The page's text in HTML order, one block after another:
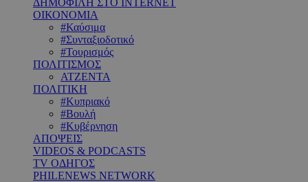
ΔΗΜΟΦΙΛΗ ΣΤΟ INTERNET
ΟΙΚΟΝΟΜΙΑ
#Καύσιμα
#Συνταξιοδοτικό
#Τουρισμός
ΠΟΛΙΤΙΣΜΟΣ
ΑΤΖΕΝΤΑ
ΠΟΛΙΤΙΚΗ
#Κυπριακό
#Βουλή
#Κυβέρνηση
ΑΠΟΨΕΙΣ
VIDEOS & PODCASTS
TV ΟΔΗΓΟΣ
PHILENEWS NETWORK